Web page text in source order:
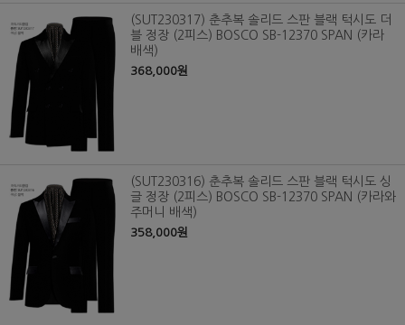
(SUT230317) 춘추복 솔리드 스판 블랙 턱시도 더
블 정장 (2피스) BOSCO SB-12370 SPAN (카라
배색)
368,000원
(SUT230316) 춘추복 솔리드 스판 블랙 턱시도 싱
글 정장 (2피스) BOSCO SB-12370 SPAN (카라와
주머니 배색)
358,000원